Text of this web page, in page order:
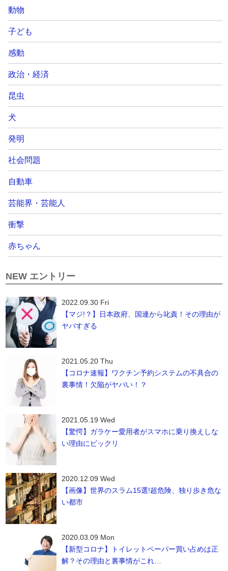
動物
子ども
感動
政治・経済
昆虫
犬
発明
社会問題
自動車
芸能界・芸能人
衝撃
赤ちゃん
NEW エントリー
2022.09.30 Fri
【マジ!？】日本政府、国連から叱責！その理由が
ヤバすぎる
2021.05.20 Thu
【コロナ速報】ワクチン予約システムの不具合の
裏事情！欠陥がヤバい！？
2021.05.19 Wed
【驚愕】ガラケー愛用者がスマホに乗り換えしな
い理由にビックリ
2020.12.09 Wed
【画像】世界のスラム15選!超危険、独り歩き危な
い都市
2020.03.09 Mon
【新型コロナ】トイレットペーパー買い占めは正
解？その理由と裏事情がこれ…